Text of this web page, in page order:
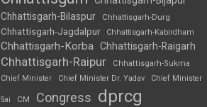
Chhattisgarh-Bilaspur
Chhattisgarh-Durg
Chhattisgarh-Jagdalpur Chhattisgarh-Kabirdham
Chhattisgarh-Korba Chhattisgarh-Raigarh
Chhattisgarh-Raipur
Chhattisgarh-Sukma
Chief Minister
Chief Minister Dr. Yadav Chief Minister
Sai CM Congress dprcg